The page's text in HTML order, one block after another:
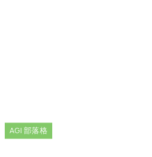
AGI 部落格